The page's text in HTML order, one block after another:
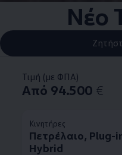
Νέο
Τιμή (με ΦΠΑ)
Από 94.500 €
Κινητήρες
Πετρέλαιο, Plug-
Hybrid